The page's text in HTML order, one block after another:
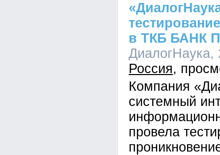
в ТКБ БАНК
ДиалогНаука,
Россия
Компания
системный
провела